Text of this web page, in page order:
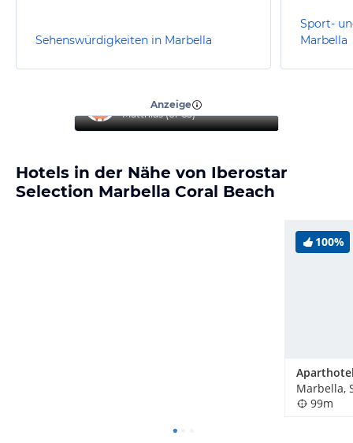
Sehenswürdigkeiten in Marbella
Sport-
Marbella
Anzeige
Matthias(61-65)
Hotels in der Nähe von Iberostar
Selection Marbella Coral Beach
100%
Marbella,
99m